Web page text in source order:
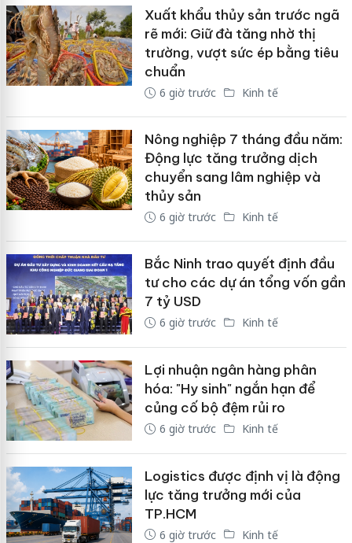
Xuất khẩu thủy sản trước ngã
rẽ mới: Giữ đà tăng nhờ thị
trường, vượt sức ép bằng tiêu
chuẩn
6 giờ trước Kinh tế
Nông nghiệp 7 tháng đầu năm:
Động lực tăng trưởng dịch
chuyển sang lâm nghiệp và
thủy sản
6 giờ trước Kinh tế
Bắc Ninh trao quyết định đầu
tư cho các dự án tổng vốn gần
7 tỷ USD
6 giờ trước Kinh tế
Lợi nhuận ngân hàng phân
hóa: "Hy sinh" ngắn hạn để
củng cố bộ đệm rủi ro
6 giờ trước Kinh tế
Logistics được định vị là động
lực tăng trưởng mới của
TP.HCM
6 giờ trước Kinh tế